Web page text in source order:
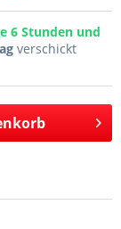
6 Stunden und
verschickt